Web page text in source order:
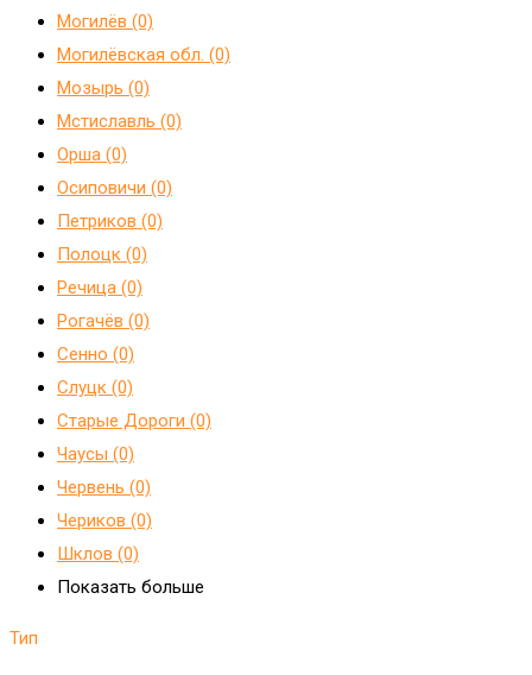
Могилёв (0)
Могилёвская обл. (0)
Мозырь (0)
Мстиславль (0)
Орша (0)
Осиповичи (0)
Петриков (0)
Полоцк (0)
Речица (0)
Рогачёв (0)
Сенно (0)
Слуцк (0)
Старые Дороги (0)
Чаусы (0)
Червень (0)
Чериков (0)
Шклов (0)
Показать больше
Тип